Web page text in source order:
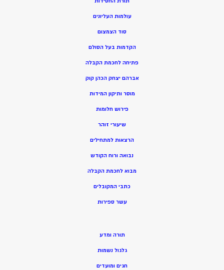
עולמות העליונים
סוד הצמצום
הקדמות בעל הסולם
פתיחה לחכמת הקבלה
אברהם יצחק הכהן קוק
מוסר ותיקון המידות
פירוש חלומות
שיעורי זוהר
הרצאות למתחילים
נבואה ורוח הקודש
מבוא לחכמת הקבלה
כתבי המקובלים
עשר ספירות
תורה ומדע
גלגול נשמות
חגים ומועדים